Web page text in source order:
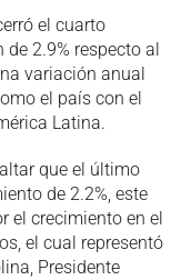
el cuarto
2.9% respecto al
variación anual
el país con el
Latina.
que el último
de 2.2%, este
el crecimiento en el
el cual representó
Presidente